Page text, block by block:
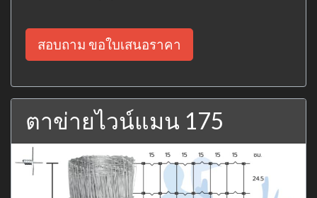
สอบถาม ขอใบเสนอราคา
ตาข่ายไวน์แมน 175